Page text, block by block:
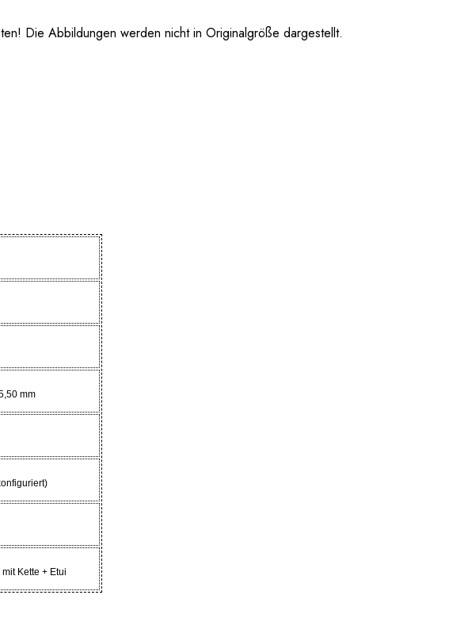
Die Abbildungen werden nicht in Originalgröße dargestellt.
mm
Kette + Etui